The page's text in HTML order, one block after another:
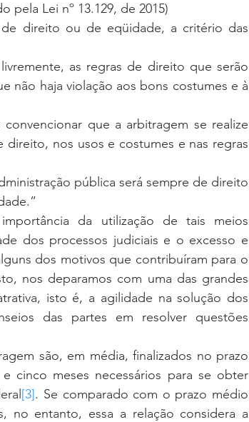
pela Lei nº 13.129, de 2015)
direito ou de eqüidade, a critério das
as regras de direito que serão
não haja violação aos bons costumes e à
que a arbitragem se realize
nos usos e costumes e nas regras
pública será sempre de direito
dos processos judiciais e o excesso e
dos motivos que contribuíram para o
nos deparamos com uma das grandes
isto é, a agilidade na solução dos
das partes em resolver questões
cinco meses necessários para se obter
[3]. Se comparado com o prazo médio
no entanto, essa a relação considera a